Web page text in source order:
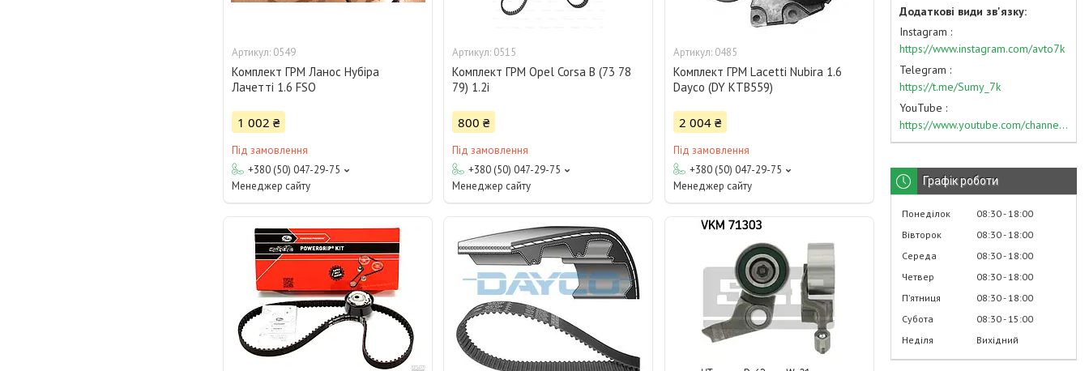
0549
Комплект ГРМ Ланос Нубіра
Лачетті 1.6 FSO
1 002 ₴
Під замовлення
+380 (50) 047-29-75
Менеджер сайту
0515
Комплект ГРМ Opel Corsa B (73 78
79) 1.2i
800 ₴
Під замовлення
+380 (50) 047-29-75
Менеджер сайту
0485
Комплект ГРМ Lacetti Nubira 1.6
Dayco (DY KTB559)
2 004 ₴
Під замовлення
+380 (50) 047-29-75
Менеджер сайту
Instagram
https://www.instagram.com/avto7k
Telegram
https://t.me/Sumy_7k
YouTube
https://www.youtube.com/channel/UC574nvqqf5H_LzT4Va_GpQg?view_as=subscriber
Графік роботи
Понеділок 08:30 18:00
Вівторок
08:30 18:00
Середа
08:30 18:00
Четвер
08:30 18:00
Пʼятниця
08:30 18:00
Субота
08:30 15:00
Неділя
Вихідний